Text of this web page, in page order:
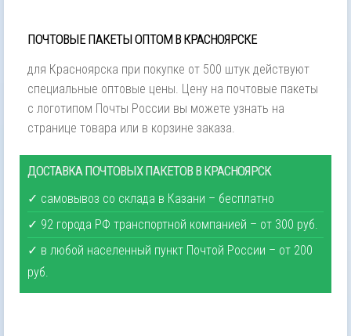
ПОЧТОВЫЕ ПАКЕТЫ ОПТОМ В КРАСНОЯРСКЕ
для Красноярска при покупке от 500 штук действуют
специальные оптовые цены. Цену на почтовые пакеты
с логотипом Почты России вы можете узнать на
странице товара или в корзине заказа.
ДОСТАВКА ПОЧТОВЫХ ПАКЕТОВ В КРАСНОЯРСК
✓ самовывоз со склада в Казани – бесплатно
✓ 92 города РФ транспортной компанией – от 300 руб.
✓ в любой населенный пункт Почтой России – от 200
руб.